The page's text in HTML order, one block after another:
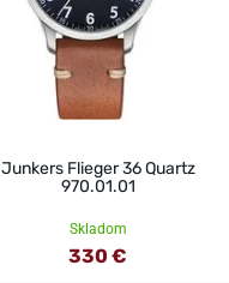
Junkers Flieger 36 Quartz
970.01.01
Skladom
330 €